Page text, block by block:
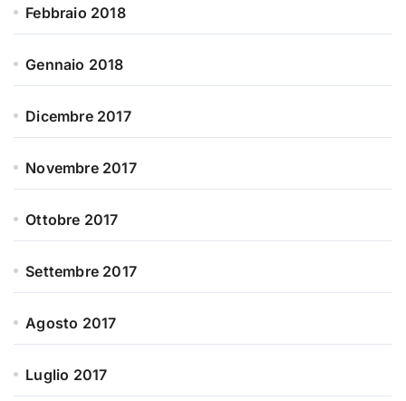
Febbraio 2018
Gennaio 2018
Dicembre 2017
Novembre 2017
Ottobre 2017
Settembre 2017
Agosto 2017
Luglio 2017